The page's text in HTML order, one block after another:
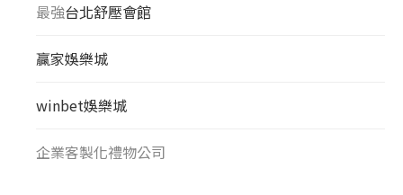
最強台北舒壓會館
贏家娛樂城
winbet娛樂城
企業客製化禮物公司